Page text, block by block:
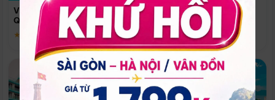
Vinpearl Resort & Spa Phu
Quoc
★ 5.0
Quoc
Phú Quốc
★ 5.0